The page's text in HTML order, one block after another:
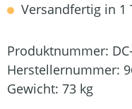
Versandfertig in 1
Produktnummer:
Herstellernummer:
Gewicht: 73 kg